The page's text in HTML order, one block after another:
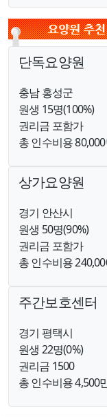
단독요양원
충남 홍성군
원생 15명(100%)
권리금 포함가
총 인수비용
상가요양원
경기 안산시
원생 50명(90%)
권리금 포함가
총 인수비용
주간보호센터
경기 평택시
원생 22명(0%)
권리금 1500
총 인수비용 4,500